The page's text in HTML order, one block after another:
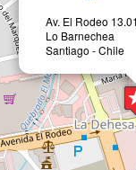
Av. El Rodeo
Lo Barnechea
Santiago - Chile